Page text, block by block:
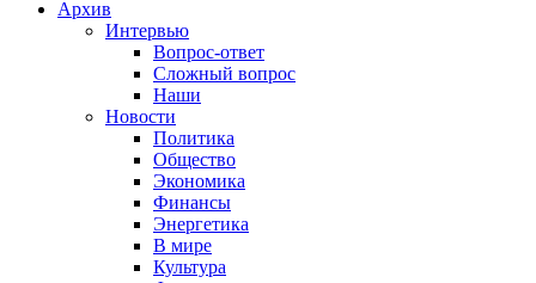
Архив
Интервью
Вопрос-ответ
Сложный вопрос
Наши
Новости
Политика
Общество
Экономика
Финансы
Энергетика
В мире
Культура